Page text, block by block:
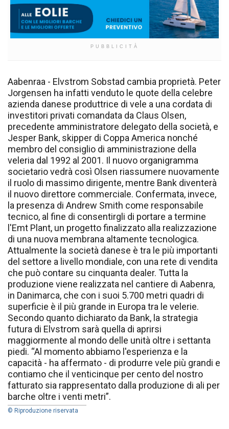
PUBBLICITÀ
Aabenraa - Elvstrom Sobstad cambia proprietà. Peter
Jorgensen ha infatti venduto le quote della celebre
azienda danese produttrice di vele a una cordata di
investitori privati comandata da Claus Olsen,
precedente amministratore delegato della società, e
Jesper Bank, skipper di Coppa America nonché
membro del consiglio di amministrazione della
veleria dal 1992 al 2001. Il nuovo organigramma
societario vedrà così Olsen riassumere nuovamente
il ruolo di massimo dirigente, mentre Bank diventerà
il nuovo direttore commerciale. Confermata, invece,
la presenza di Andrew Smith come responsabile
tecnico, al fine di consentirgli di portare a termine
l'Emt Plant, un progetto finalizzato alla realizzazione
di una nuova membrana altamente tecnologica.
Attualmente la società danese è tra le più importanti
del settore a livello mondiale, con una rete di vendita
che può contare su cinquanta dealer. Tutta la
produzione viene realizzata nel cantiere di Aabenra,
in Danimarca, che con i suoi 5.700 metri quadri di
superficie è il più grande in Europa tra le velerie.
Secondo quanto dichiarato da Bank, la strategia
futura di Elvstrom sarà quella di aprirsi
maggiormente al mondo delle unità oltre i settanta
piedi. “Al momento abbiamo l'esperienza e la
capacità - ha affermato - di produrre vele più grandi e
contiamo che il venticinque per cento del nostro
fatturato sia rappresentato dalla produzione di ali per
barche oltre i venti metri”.
© Riproduzione riservata